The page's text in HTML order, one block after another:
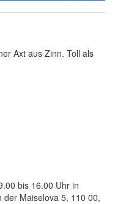
Axt aus Zinn. Toll als
bis 16.00 Uhr in
der Maiselova 5, 110 00,